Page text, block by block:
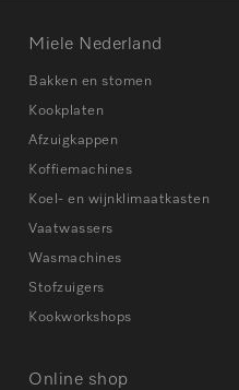
Miele Nederland
Bakken en stomen
Kookplaten
Afzuigkappen
Koffiemachines
Koel- en wijnklimaatkasten
Vaatwassers
Wasmachines
Stofzuigers
Kookworkshops
Online shop